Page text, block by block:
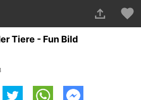
Tiere - Fun Bild